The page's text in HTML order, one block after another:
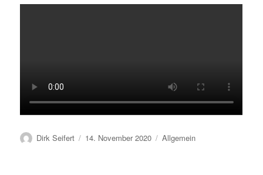
Autor
Dirk Seifert
Veröffentlicht
14. November 2020 Kategorien
Allgemein